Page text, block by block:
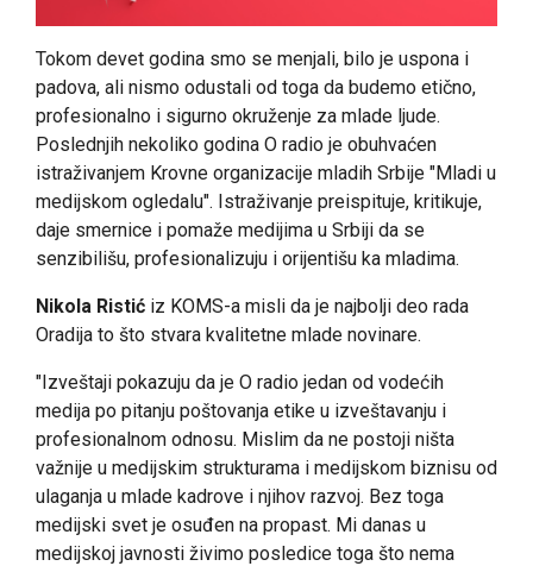
Tokom devet godina smo se menjali, bilo je uspona i
padova, ali nismo odustali od toga da budemo etično,
profesionalno i sigurno okruženje za mlade ljude.
Poslednjih nekoliko godina O radio je obuhvaćen
istraživanjem Krovne organizacije mladih Srbije "Mladi u
medijskom ogledalu". Istraživanje preispituje, kritikuje,
daje smernice i pomaže medijima u Srbiji da se
senzibilišu, profesionalizuju i orijentišu ka mladima.
Nikola Ristić iz KOMS-a misli da je najbolji deo rada
Oradija to što stvara kvalitetne mlade novinare.
"Izveštaji pokazuju da je O radio jedan od vodećih
medija po pitanju poštovanja etike u izveštavanju i
profesionalnom odnosu. Mislim da ne postoji ništa
važnije u medijskim strukturama i medijskom biznisu od
ulaganja u mlade kadrove i njihov razvoj. Bez toga
medijski svet je osuđen na propast. Mi danas u
medijskoj javnosti živimo posledice toga što nema